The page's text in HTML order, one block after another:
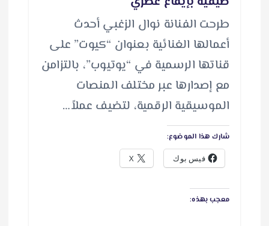
طرحت الفنانة نوال الزغبي أحدث
أعمالها الغنائية بعنوان “كيوت” على
قناتها الرسمية في “يوتيوب”، بالتزامن
مع إصدارها عبر مختلف المنصات
الموسيقية الرقمية، لتضيف عملاً…
شارك هذا الموضوع:
فيس بوك X
معجب بهذه: